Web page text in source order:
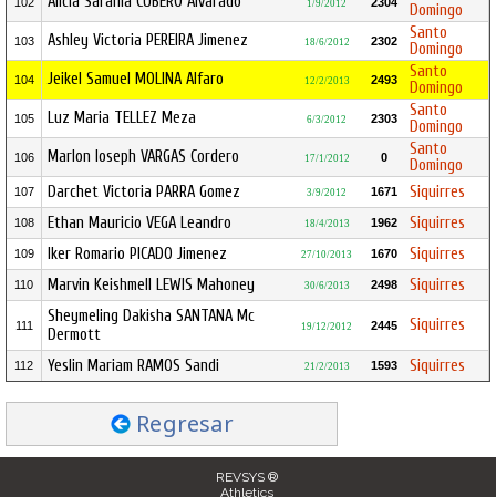
1/9/2012
Domingo
103 Ashley Victoria PEREIRA Jimenez 18/6/2012 2302
Santo
Domingo
104 Jeikel Samuel MOLINA Alfaro 12/2/2013 2493
Santo
Domingo
105 Luz Maria TELLEZ Meza 6/3/2012 2303
Santo
Domingo
106 Marlon Ioseph VARGAS Cordero 17/1/2012 0
Santo
Domingo
107 Darchet Victoria PARRA Gomez 3/9/2012 1671 Siquirres
108 Ethan Mauricio VEGA Leandro 18/4/2013 1962 Siquirres
109 Iker Romario PICADO Jimenez 27/10/2013 1670 Siquirres
110 Marvin Keishmell LEWIS Mahoney 30/6/2013 2498 Siquirres
111
Sheymeling Dakisha SANTANA Mc
Dermott
19/12/2012 2445 Siquirres
112 Yeslin Mariam RAMOS Sandi 21/2/2013 1593 Siquirres
Regresar
REVSYS ®
Athletics